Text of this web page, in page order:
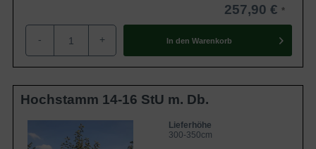
257,90 €
- + In den Warenkorb
Hochstamm 14-16 StU m. Db.
Lieferhöhe
300-350cm